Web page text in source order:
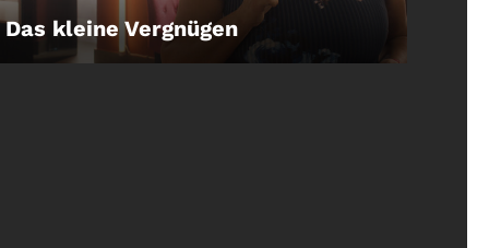
Das kleine Vergnügen
LEIHEN